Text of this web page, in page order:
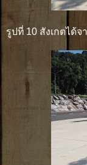
รูปที่ 10 สังเกตได้